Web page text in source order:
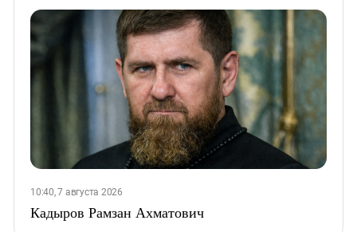
10:40, 7 августа 2026
Кадыров Рамзан Ахматович